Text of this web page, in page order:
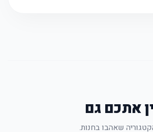
אתכם גם
שאהבו בחנות.